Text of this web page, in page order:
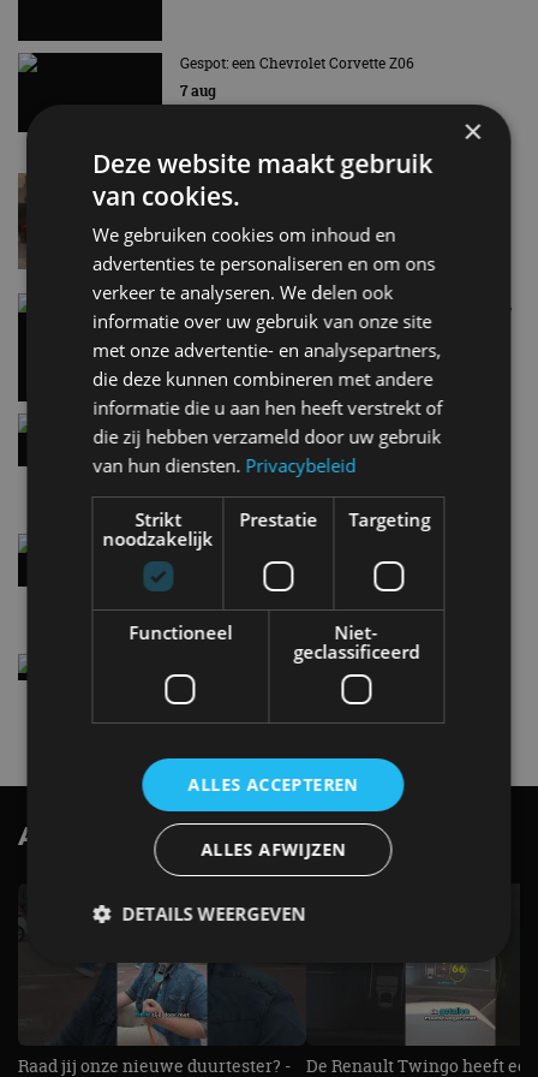
Gespot: een Chevrolet Corvette Z06
7 aug
Lamborghini Revuelto eert 60 jaar Miura met
speciale editie
6 aug
Carbon fibre op je laadkabel: nergens voor nodig,
en precies daarom geweldig
5 aug
handbak: soms is eenvoud leuker
5 aug
Audi A2 e-Tron mikt op verbruik van 12,8 kWh
per 100 kilometer
Elektrische Geely E2 (tijdelijk) net zo goedkoop
als een Renault Twingo
AutoRAI.nl TV SUBSCRIBE
Raad jij onze nieuwe duurtester? -
De Renault Twingo heeft een
×
Deze website maakt gebruik
van cookies.
We gebruiken cookies om inhoud en
advertenties te personaliseren en om ons
verkeer te analyseren. We delen ook
informatie over uw gebruik van onze site
met onze advertentie- en analysepartners,
die deze kunnen combineren met andere
informatie die u aan hen heeft verstrekt of
die zij hebben verzameld door uw gebruik
van hun diensten. Privacybeleid
Strikt
noodzakelijk
Prestatie Targeting
Functioneel
Niet-
geclassificeerd
ALLES ACCEPTEREN
ALLES AFWIJZEN
DETAILS WEERGEVEN
Strikt noodzakelijk
Targeting
Functioneel
Niet-geclassificeerd